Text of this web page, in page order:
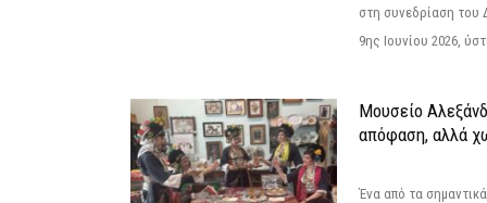
στη συνεδρίαση του
9ης Ιουνίου 2026,
Μουσείο
απόφαση, αλλά
Ένα από τα